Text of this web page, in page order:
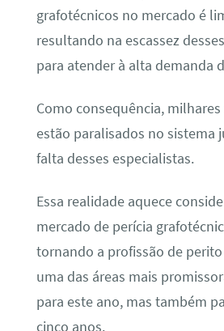
grafotécnicos no mercado é
resultando na escassez
para atender à alta demanda
Como consequência,
estão paralisados no sistema
falta desses especialistas.
Essa realidade aquece
mercado de perícia
tornando a profissão de
uma das áreas mais
para este ano, mas também
cinco anos.